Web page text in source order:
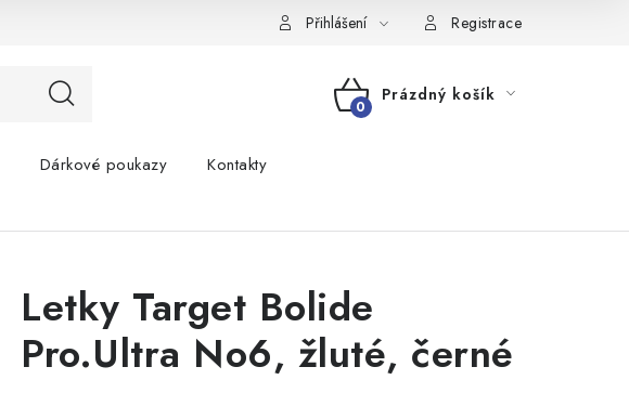
Přihlášení Registrace
NÁKUPNÍ
Prázdný košík
Dárkové poukazy Kontakty
Letky Target Bolide
Pro.Ultra No6, žluté, černé